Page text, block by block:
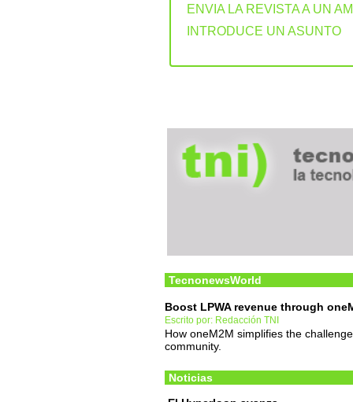
ENVIA LA REVISTA A UN
INTRODUCE UN ASUNTO
TecnonewsWorld
Boost LPWA revenue through
Escrito por: Redacción TNI
How oneM2M simplifies the
community.
Noticias